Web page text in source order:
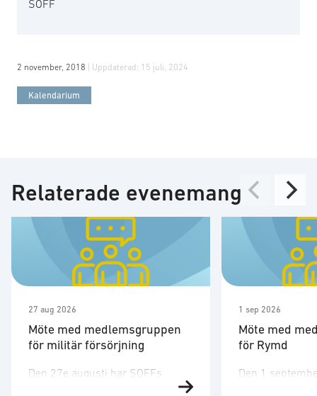
SOFF
2 november, 2018 | Uppdaterad: 15 juli, 2024
Kalendarium
Relaterade evenemang
27 aug 2026
Möte med medlemsgruppen
för militär försörjning
Den 27e augusti har SOFFs
1 sep 2026
Möte med
för Rymd
Den 1